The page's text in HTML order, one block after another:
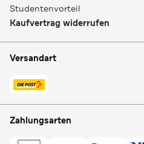
Studentenvorteil
Kaufvertrag widerrufen
Versandart
Zahlungsarten